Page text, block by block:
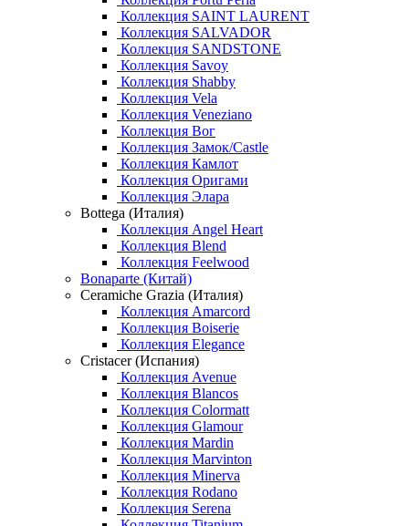
Коллекция SAINT LAURENT
Коллекция SALVADOR
Коллекция SANDSTONE
Коллекция Savoy
Коллекция Shabby
Коллекция Vela
Коллекция Veneziano
Коллекция Вог
Коллекция Замок/Castle
Коллекция Камлот
Коллекция Оригами
Коллекция Элара
Bottega (Италия)
Коллекция Angel Heart
Коллекция Blend
Коллекция Feelwood
Bonaparte (Китай)
Ceramiche Grazia (Италия)
Коллекция Amarcord
Коллекция Boiserie
Коллекция Elegance
Cristacer (Испания)
Коллекция Avenue
Коллекция Blancos
Коллекция Colormatt
Коллекция Glamour
Коллекция Mardin
Коллекция Marvinton
Коллекция Minerva
Коллекция Rodano
Коллекция Serena